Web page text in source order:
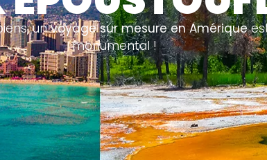
unvoyage sur mesure en Amérique
monumental !